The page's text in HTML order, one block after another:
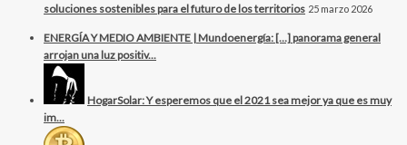
soluciones sostenibles para el futuro de los territorios 25 marzo 2026
ENERGÍA Y MEDIO AMBIENTE | Mundoenergía: […] panorama general
arrojan una luz positiv...
HogarSolar: Y esperemos que el 2021 sea mejor ya que es muy
im...